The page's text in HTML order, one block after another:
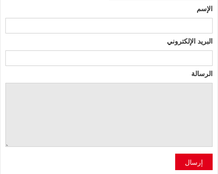
الإسم
البريد الإلكتروني
الرسالة
إرسال